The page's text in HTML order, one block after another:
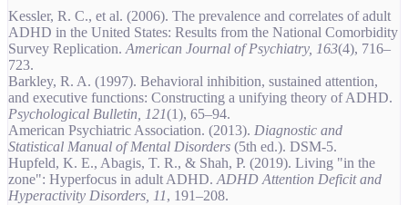
Kessler, R. C., et al. (2006). The prevalence and correlates of adult
ADHD in the United States: Results from the National Comorbidity
Survey Replication. American Journal of Psychiatry, 163(4), 716–
723.
Barkley, R. A. (1997). Behavioral inhibition, sustained attention,
and executive functions: Constructing a unifying theory of ADHD.
Psychological Bulletin, 121(1), 65–94.
American Psychiatric Association. (2013). Diagnostic and
Statistical Manual of Mental Disorders (5th ed.). DSM-5.
Hupfeld, K. E., Abagis, T. R., & Shah, P. (2019). Living "in the
zone": Hyperfocus in adult ADHD. ADHD Attention Deficit and
Hyperactivity Disorders, 11, 191–208.